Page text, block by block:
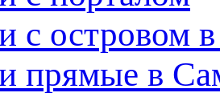
с островом
прямые в